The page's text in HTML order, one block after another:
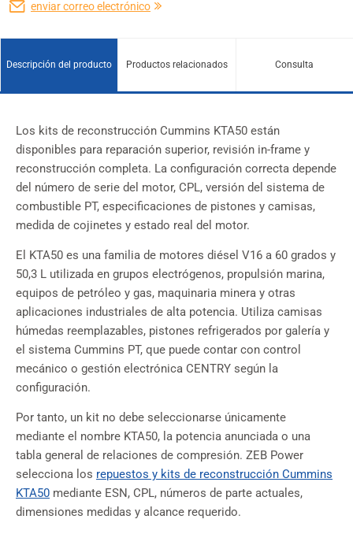
enviar correo electrónico
Descripción del producto Productos relacionados Consulta
Los kits de reconstrucción Cummins KTA50 están
disponibles para reparación superior, revisión in-frame y
reconstrucción completa. La configuración correcta depende
del número de serie del motor, CPL, versión del sistema de
combustible PT, especificaciones de pistones y camisas,
medida de cojinetes y estado real del motor.
El KTA50 es una familia de motores diésel V16 a 60 grados y
50,3 L utilizada en grupos electrógenos, propulsión marina,
equipos de petróleo y gas, maquinaria minera y otras
aplicaciones industriales de alta potencia. Utiliza camisas
húmedas reemplazables, pistones refrigerados por galería y
el sistema Cummins PT, que puede contar con control
mecánico o gestión electrónica CENTRY según la
configuración.
Por tanto, un kit no debe seleccionarse únicamente
mediante el nombre KTA50, la potencia anunciada o una
tabla general de relaciones de compresión. ZEB Power
selecciona los repuestos y kits de reconstrucción Cummins
KTA50 mediante ESN, CPL, números de parte actuales,
dimensiones medidas y alcance requerido.